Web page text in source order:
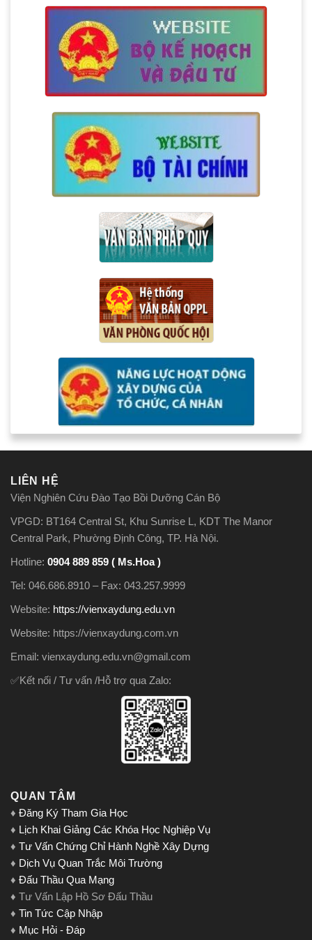
LIÊN HỆ
Viện Nghiên Cứu Đào Tạo Bồi Dưỡng Cán Bộ
VPGD: BT164 Central St, Khu Sunrise L, KDT The Manor
Central Park, Phường Định Công, TP. Hà Nội.
Hotline: 0904 889 859 ( Ms.Hoa )
Tel: 046.686.8910 – Fax: 043.257.9999
Website: https://vienxaydung.edu.vn
Website: https://vienxaydung.com.vn
Email: vienxaydung.edu.vn@gmail.com
✅Kết nối / Tư vấn /Hỗ trợ qua Zalo:
QUAN TÂM
♦ Đăng Ký Tham Gia Học
♦ Lịch Khai Giảng Các Khóa Học Nghiệp Vụ
♦ Tư Vấn Chứng Chỉ Hành Nghề Xây Dựng
♦ Dịch Vụ Quan Trắc Môi Trường
♦ Đấu Thầu Qua Mạng
♦ Tư Vấn Lập Hồ Sơ Đấu Thầu
♦ Tin Tức Cập Nhập
♦ Mục Hỏi - Đáp